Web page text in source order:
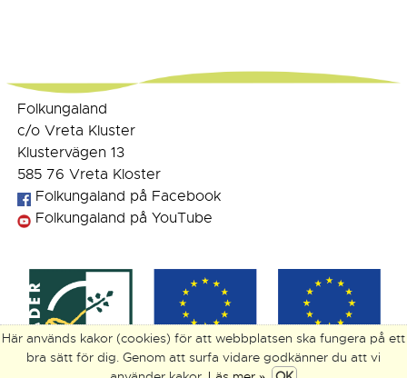
Här används kakor (cookies) för att webbplatsen ska fungera på ett
bra sätt för dig. Genom att surfa vidare godkänner du att vi
Folkungaland
c/o Vreta Kluster
Klustervägen 13
585 76 Vreta Kloster
Folkungaland på Facebook
Folkungaland på YouTube